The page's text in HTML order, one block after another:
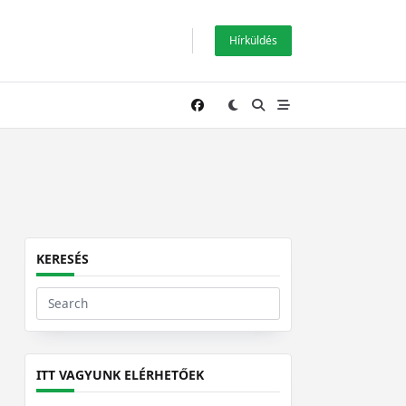
Hírküldés
KERESÉS
Search
for:
ITT VAGYUNK ELÉRHETŐEK